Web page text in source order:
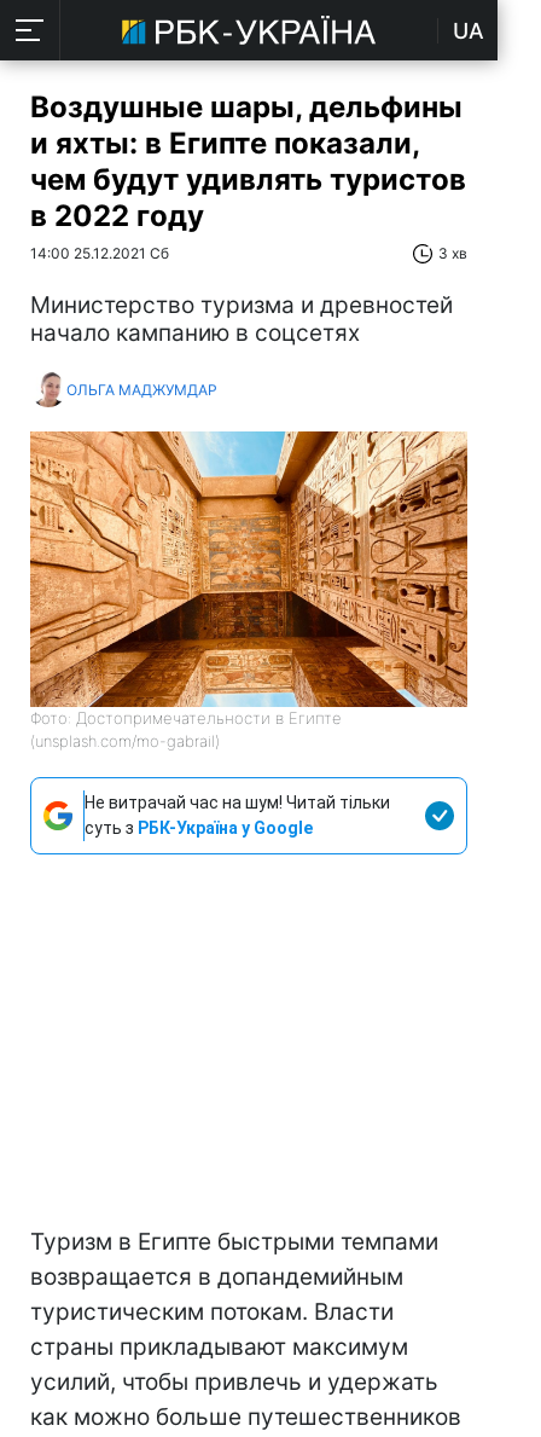
UA
Воздушные шары, дельфины
и яхты: в Египте показали,
чем будут удивлять туристов
в 2022 году
14:00 25.12.2021 Сб 3 хв
Министерство туризма и древностей
начало кампанию в соцсетях
ОЛЬГА МАДЖУМДАР
Фото: Достопримечательности в Египте
(unsplash.com/mo-gabrail)
Не витрачай час на шум! Читай тільки
суть з РБК-Україна у Google
Туризм в Египте быстрыми темпами
возвращается в допандемийным
туристическим потокам. Власти
страны прикладывают максимум
усилий, чтобы привлечь и удержать
как можно больше путешественников